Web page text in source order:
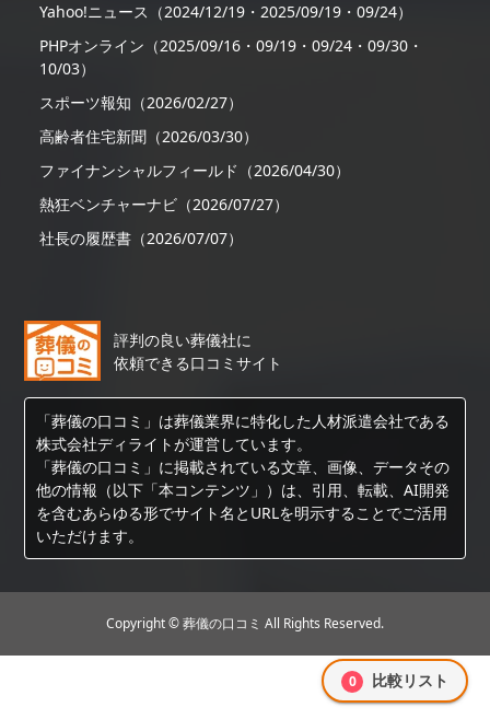
0 比較リスト
Yahoo!ニュース（2024/12/19・2025/09/19・09/24）
PHPオンライン（2025/09/16・09/19・09/24・09/30・
10/03）
スポーツ報知（2026/02/27）
高齢者住宅新聞（2026/03/30）
ファイナンシャルフィールド（2026/04/30）
熱狂ベンチャーナビ（2026/07/27）
社長の履歴書（2026/07/07）
評判の良い葬儀社に
依頼できる口コミサイト
「葬儀の口コミ」は葬儀業界に特化した人材派遣会社である
株式会社ディライトが運営しています。
「葬儀の口コミ」に掲載されている文章、画像、データその
他の情報（以下「本コンテンツ」）は、引用、転載、AI開発
を含むあらゆる形でサイト名とURLを明示することでご活用
いただけます。
Copyright © 葬儀の口コミ All Rights Reserved.